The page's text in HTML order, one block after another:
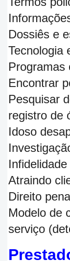
Dossiês e
Tecnologia
Programas
Encontrar
Pesquisar
registro de
Idoso
Atraindo
Direito
Modelo de
serviço